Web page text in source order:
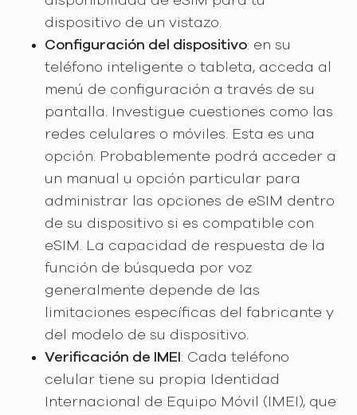
dispositivo de un vistazo.
Configuración del dispositivo: en su
teléfono inteligente o tableta, acceda al
menú de configuración a través de su
pantalla. Investigue cuestiones como las
redes celulares o móviles. Esta es una
opción. Probablemente podrá acceder a
un manual u opción particular para
administrar las opciones de eSIM dentro
de su dispositivo si es compatible con
eSIM. La capacidad de respuesta de la
función de búsqueda por voz
generalmente depende de las
limitaciones específicas del fabricante y
del modelo de su dispositivo.
Verificación de IMEI : Cada teléfono
celular tiene su propia Identidad
Internacional de Equipo Móvil (IMEI), que